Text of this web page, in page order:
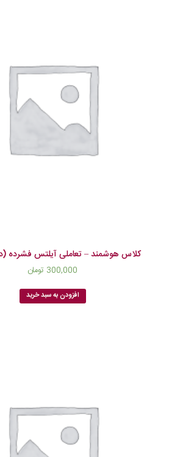
کلاس هوشمند – تعاملی آیلتس فشرده (دوره
300,000 تومان
افزودن به سبد خرید